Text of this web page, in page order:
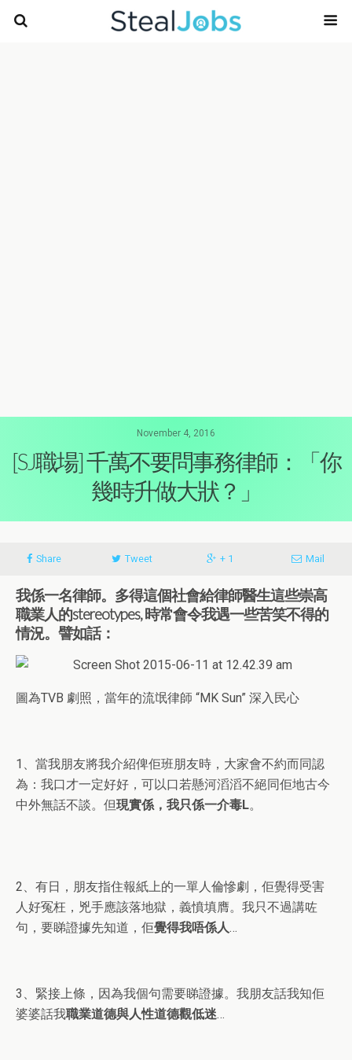
November 4, 2016
[SJ職場] 千萬不要問事務律師：「你
幾時升做大狀？」
Share Tweet + 1 Mail
我係一名律師。多得這個社會給律師醫生這些崇高
職業人的stereotypes, 時常會令我遇一些苦笑不得的
情況。譬如話：
圖為TVB 劇照，當年的流氓律師 “MK Sun” 深入民心
1、當我朋友將我介紹俾佢班朋友時，大家會不約而同認
為：我口才一定好好，可以口若懸河滔滔不絕同佢地古今
中外無話不談。但現實係，我只係一介毒L。
2、有日，朋友指住報紙上的一單人倫慘劇，佢覺得受害
人好冤枉，兇手應該落地獄，義憤填膺。我只不過講咗
句，要睇證據先知道，佢覺得我唔係人…
3、緊接上條，因為我個句需要睇證據。我朋友話我知佢
婆婆話我職業道德與人性道德觀低迷…